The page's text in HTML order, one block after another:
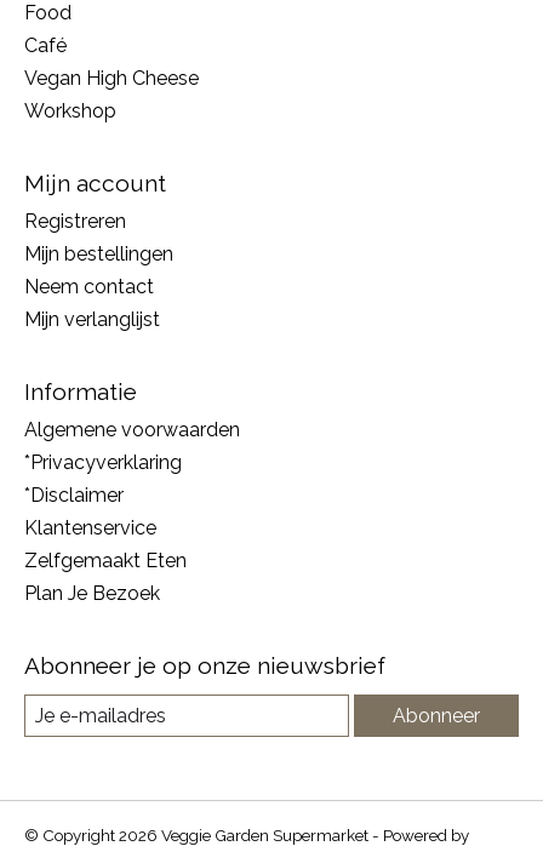
Food
Café
Vegan High Cheese
Workshop
Mijn account
Registreren
Mijn bestellingen
Neem contact
Mijn verlanglijst
Informatie
Algemene voorwaarden
*Privacyverklaring
*Disclaimer
Klantenservice
Zelfgemaakt Eten
Plan Je Bezoek
Abonneer je op onze nieuwsbrief
Abonneer
© Copyright 2026 Veggie Garden Supermarket - Powered by